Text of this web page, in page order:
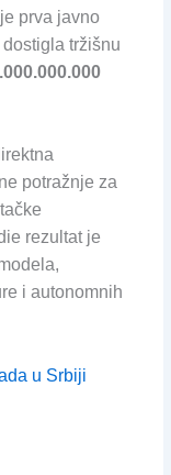
prva javno
tržišnu
potražnje za
rezultat je
i autonomnih
u Srbiji